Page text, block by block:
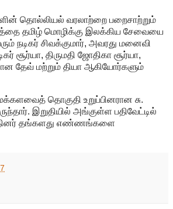
தொல்லியல் வரலாற்றை பறைசாற்றும்
தமிழ் மொழிக்கு இலக்கிய சேவையை
நடிகர் சிவக்குமார், அவரது மனைவி
சூர்யா, திருமதி ஜோதிகா சூர்யா,
தேவ் மற்றும் தியா ஆகியோர்களும்
தொகுதி உறுப்பினரான சு.
இறுதியில் அங்குள்ள பதிவேட்டில்
தங்களது எண்ணங்களை